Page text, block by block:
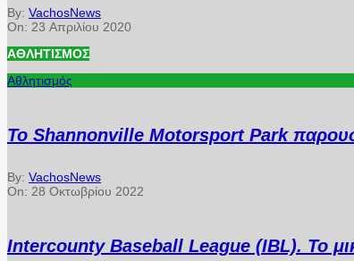
By: VachosNews
On: 23 Απριλίου 2020
ΑΘΛΗΤΙΣΜΌΣ
Αθλητισμός
Το Shannonville Motorsport Park
By: VachosNews
On: 28 Οκτωβρίου 2022
Intercounty Baseball League (IBL). Το